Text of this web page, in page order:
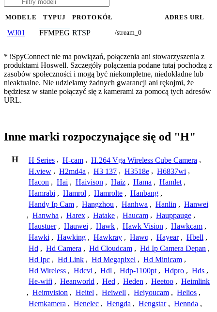
MODELE TYPUJ PROTOKÓŁ ADRES URL
WJ01 FFMPEG RTSP /stream_0
* iSpyConnect nie ma powiązań, połączenia ani stowarzyszenia z
produktami Hoswell. Szczegóły połączenia podane tutaj pochodzą z
zasobów społeczności i mogą być niekompletne, niedokładne lub
nieaktualne. Nie udzielamy żadnych gwarancji ani rękojmi, że
będziesz w stanie połączyć się z kamerami za pomocą tych adresów
URL.
Inne marki rozpoczynające się od "H"
H H Series , H-cam , H.264 Vga Wireless Cube Camera ,
H.view , H2md4a , H3 137 , H3518e , H6837wi ,
Hacon , Hai , Haivison , Haiz , Hama , Hamlet ,
Hamrabi , Hamrol , Hamrolte , Hanbang ,
Handy Ip Cam , Hangzhou , Hanhwa , Hanlin , Hanwei
, Hanwha , Harex , Hatake , Haucam , Hauppauge ,
Haustuer , Hauwei , Hawk , Hawk Vision , Hawkcam ,
Hawki , Hawking , Hawkray , Hawq , Hayear , Hbell ,
Hd , Hd Camera , Hd Cloudcam , Hd Ip Camera Depan ,
Hd Ipc , Hd Link , Hd Megapixel , Hd Minicam ,
Hd Wireless , Hdcvi , Hdl , Hdp-1100pt , Hdpro , Hds ,
He-wifi , Heanworld , Hed , Heden , Heetoo , Heimlink
, Heimvision , Heitel , Heiwell , Heiyoucam , Helios ,
Hemkamera , Henelec , Hengda , Hengstar , Hennda ,